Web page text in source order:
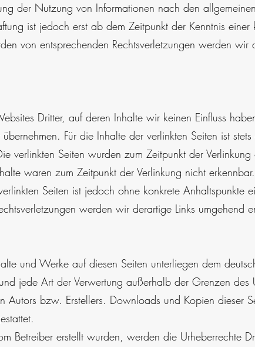
der Nutzung von Informationen nach den
ist jedoch erst ab dem Zeitpunkt der Kenntnis einer
von entsprechenden Rechtsverletzungen werden wir
Dritter, auf deren Inhalte wir keinen Einfluss
Für die Inhalte der verlinkten Seiten ist
verlinkten Seiten wurden zum Zeitpunkt der
waren zum Zeitpunkt der Verlinkung nicht erkennbar.
Seiten ist jedoch ohne konkrete Anhaltspunkte
werden wir derartige Links umgehend
und Werke auf diesen Seiten unterliegen dem
jede Art der Verwertung außerhalb der Grenzen des
Autors bzw. Erstellers. Downloads und Kopien dieser
Betreiber erstellt wurden, werden die Urheberrechte